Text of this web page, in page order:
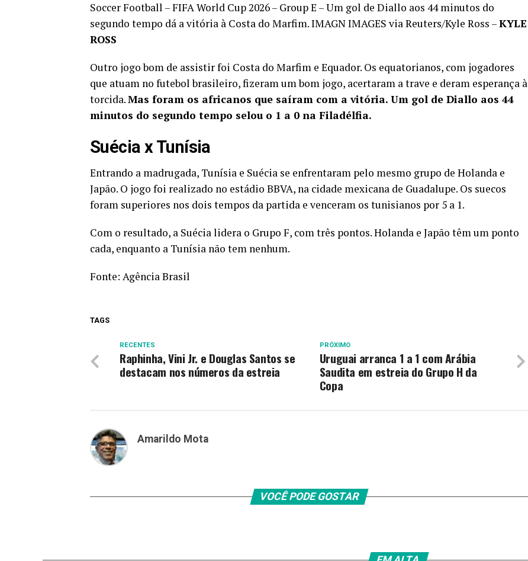
Soccer Football – FIFA World Cup 2026 – Group E – Um gol de Diallo aos 44 minutos do
segundo tempo dá a vitória à Costa do Marfim. IMAGN IMAGES via Reuters/Kyle Ross –KYLE
ROSS
Outro jogo bom de assistir foi Costa do Marfim e Equador. Os equatorianos, com jogadores
que atuam no futebol brasileiro, fizeram um bom jogo, acertaram a trave e deram esperança à
torcida.Mas foram os africanos que saíram com a vitória. Um gol de Diallo aos 44
minutos do segundo tempo selou o 1 a 0 na Filadélfia.
Suécia x Tunísia
Entrando a madrugada, Tunísia e Suécia se enfrentaram pelo mesmo grupo de Holanda e
Japão. O jogo foi realizado no estádio BBVA, na cidade mexicana de Guadalupe. Os suecos
foram superiores nos dois tempos da partida e venceram os tunisianos por 5 a 1.
Com o resultado, a Suécia lidera o Grupo F, com três pontos. Holanda e Japão têm um ponto
cada, enquanto a Tunísia não tem nenhum.
Fonte: Agência Brasil
TAGS
PRÓXIMO
Uruguai arranca 1 a 1 com Arábia
Saudita em estreia do Grupo H da
Copa
RECENTES
Raphinha, Vini Jr. e Douglas Santos se
destacam nos números da estreia
Amarildo Mota
VOCÊ PODE GOSTAR